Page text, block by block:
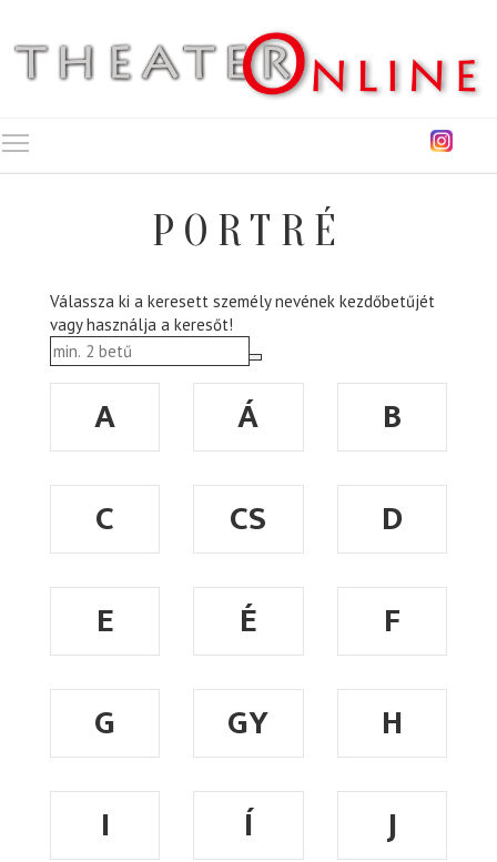
PORTRÉ
Válassza ki a keresett személy nevének kezdőbetűjét
vagy használja a keresőt!
A Á
B
C
CS
D
E
É
F
G
GY
H
I
Í
J